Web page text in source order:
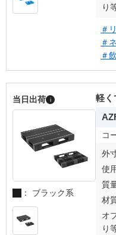
り
＃
＃
＃
当日出荷 i
： ブラック系
軽く
コ
外
使
質
材
オ
り